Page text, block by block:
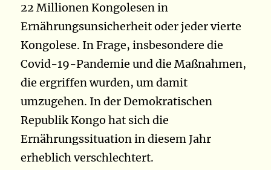
22 Millionen Kongolesen in
Ernährungsunsicherheit oder jeder vierte
Kongolese. In Frage, insbesondere die
Covid-19-Pandemie und die Maßnahmen,
die ergriffen wurden, um damit
umzugehen. In der Demokratischen
Republik Kongo hat sich die
Ernährungssituation in diesem Jahr
erheblich verschlechtert.